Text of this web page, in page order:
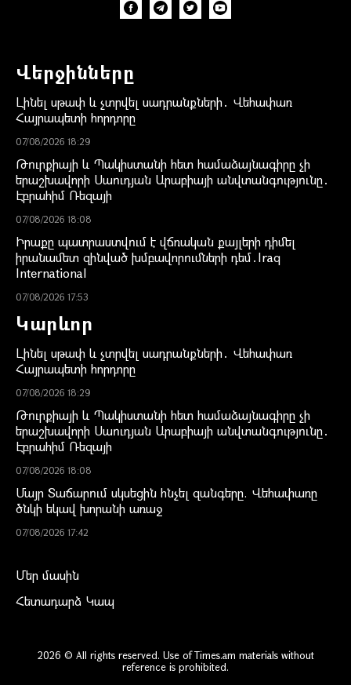
Վերջինները
Լինել սթափ և չտրվել սադրանքների․ Վեհափառ
Հայրապետի հորդորը
07/08/2026 18:29
Թուրքիայի և Պակիստանի հետ համաձայնագիրը չի
երաշխավորի Սաուդյան Արաբիայի անվտանգությունը․
Էբրահիմ Ռեզայի
07/08/2026 18:08
Իրաքը պատրաստվում է վճռական քայլերի դիմել
իրանամետ զինված խմբավորումների դեմ․Iraq
International
07/08/2026 17:53
Կարևոր
Լինել սթափ և չտրվել սադրանքների․ Վեհափառ
Հայրապետի հորդորը
07/08/2026 18:29
Թուրքիայի և Պակիստանի հետ համաձայնագիրը չի
երաշխավորի Սաուդյան Արաբիայի անվտանգությունը․
Էբրահիմ Ռեզայի
07/08/2026 18:08
Մայր Տաճարում սկսեցին հնչել զանգերը. Վեհափառը
ծնկի եկավ խորանի առաջ
07/08/2026 17:42
Մեր մասին
Հետադարձ Կապ
2026 © All rights reserved. Use of Times.am materials without
reference is prohibited.